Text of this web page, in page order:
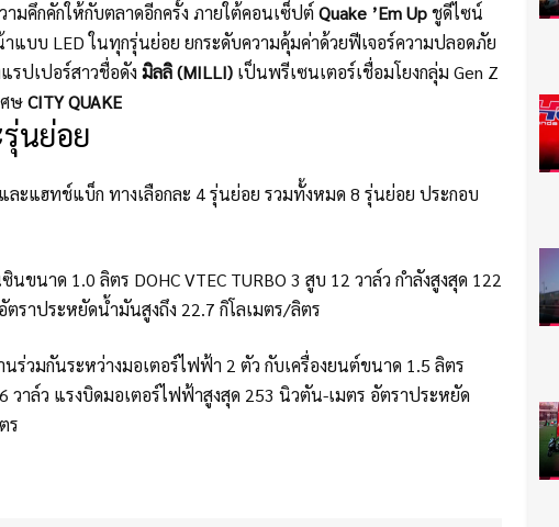
มคึกคักให้กับตลาดอีกครั้ง ภายใต้คอนเซ็ปต์ Quake ’Em Upชูดีไซน์
บบ LED ในทุกรุ่นย่อย ยกระดับความคุ้มค่าด้วยฟีเจอร์ความปลอดภัย
รปเปอร์สาวชื่อดัง มิลลิ (MILLI) เป็นพรีเซนเตอร์เชื่อมโยงกลุ่ม Gen Z
ษCITY QUAKE
นย่อย
ะแฮทช์แบ็ก ทางเลือกละ 4 รุ่นย่อย รวมทั้งหมด 8 รุ่นย่อย ประกอบ
นขนาด 1.0 ลิตร DOHC VTEC TURBO 3 สูบ 12 วาล์ว กำลังสูงสุด 122
ราประหยัดน้ำมันสูงถึง 22.7 กิโลเมตร/ลิตร
นร่วมกันระหว่างมอเตอร์ไฟฟ้า 2 ตัว กับเครื่องยนต์ขนาด 1.5 ลิตร
วาล์ว แรงบิดมอเตอร์ไฟฟ้าสูงสุด 253 นิวตัน-เมตร อัตราประหยัด
ร